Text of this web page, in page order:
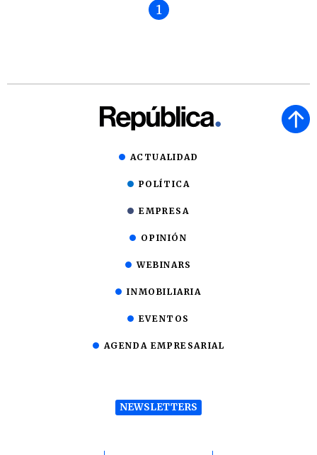
1
ACTUALIDAD
POLÍTICA
EMPRESA
OPINIÓN
WEBINARS
INMOBILIARIA
EVENTOS
AGENDA EMPRESARIAL
NEWSLETTERS